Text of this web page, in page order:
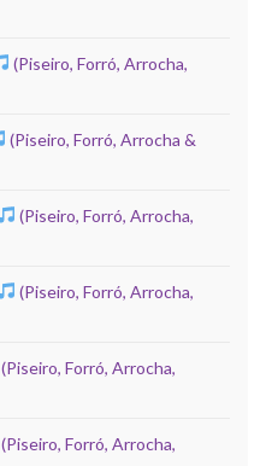
(Piseiro, Forró, Arrocha,
(Piseiro, Forró, Arrocha &
(Piseiro, Forró, Arrocha,
(Piseiro, Forró, Arrocha,
(Piseiro, Forró, Arrocha,
(Piseiro, Forró, Arrocha,